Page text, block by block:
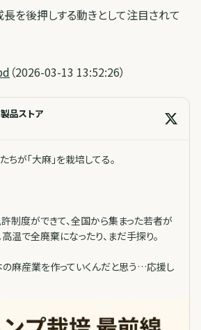
を後押しする動きとして注目されて
（2026-03-13 13:52:26）
品ストア
が「大麻」を栽培してる。
制度ができて、全国から集まった若者が
温で全廃棄になったり、まだ手探り。
の麻産業を作っていくんだと思う…応援し